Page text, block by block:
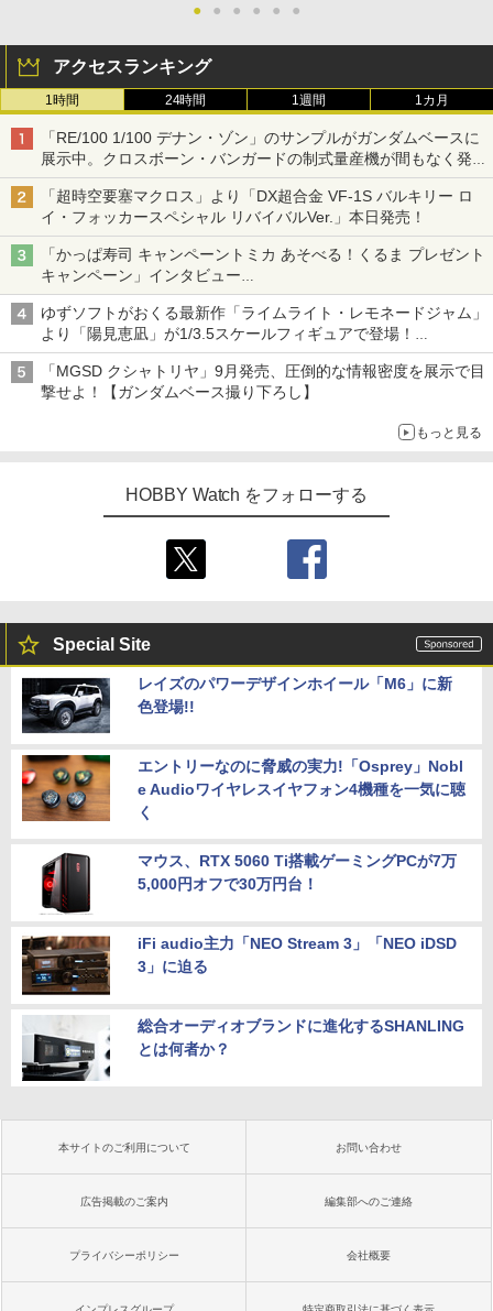
● ● ● ● ● ●
アクセスランキング
1時間 24時間 1週間 1カ月
「RE/100 1/100 デナン・ゾン」のサンプルがガンダムベースに
展示中。クロスボーン・バンガードの制式量産機が間もなく発送
【ガンダムベース撮り下ろし】
「超時空要塞マクロス」より「DX超合金 VF-1S バルキリー ロ
イ・フォッカースペシャル リバイバルVer.」本日発売！
「かっぱ寿司 キャンペーントミカ あそべる！くるま プレゼント
キャンペーン」インタビュー
子どもが楽しめるかっぱ寿司ならではの体験とコラボの楽しさを
追求
ゆずソフトがおくる最新作「ライムライト・レモネードジャム」
より「陽見恵凪」が1/3.5スケールフィギュアで登場！
メガネ姿も表現できるオプションパーツが付属
「MGSD クシャトリヤ」9月発売、圧倒的な情報密度を展示で目
撃せよ！【ガンダムベース撮り下ろし】
もっと見る
HOBBY Watch をフォローする
Special Site
レイズのパワーデザインホイール「M6」に新
色登場!!
エントリーなのに脅威の実力!「Osprey」Nobl
e Audioワイヤレスイヤフォン4機種を一気に聴
く
マウス、RTX 5060 Ti搭載ゲーミングPCが7万
5,000円オフで30万円台！
iFi audio主力「NEO Stream 3」「NEO iDSD
3」に迫る
総合オーディオブランドに進化するSHANLING
とは何者か？
本サイトのご利用について お問い合わせ
広告掲載のご案内 編集部へのご連絡
プライバシーポリシー 会社概要